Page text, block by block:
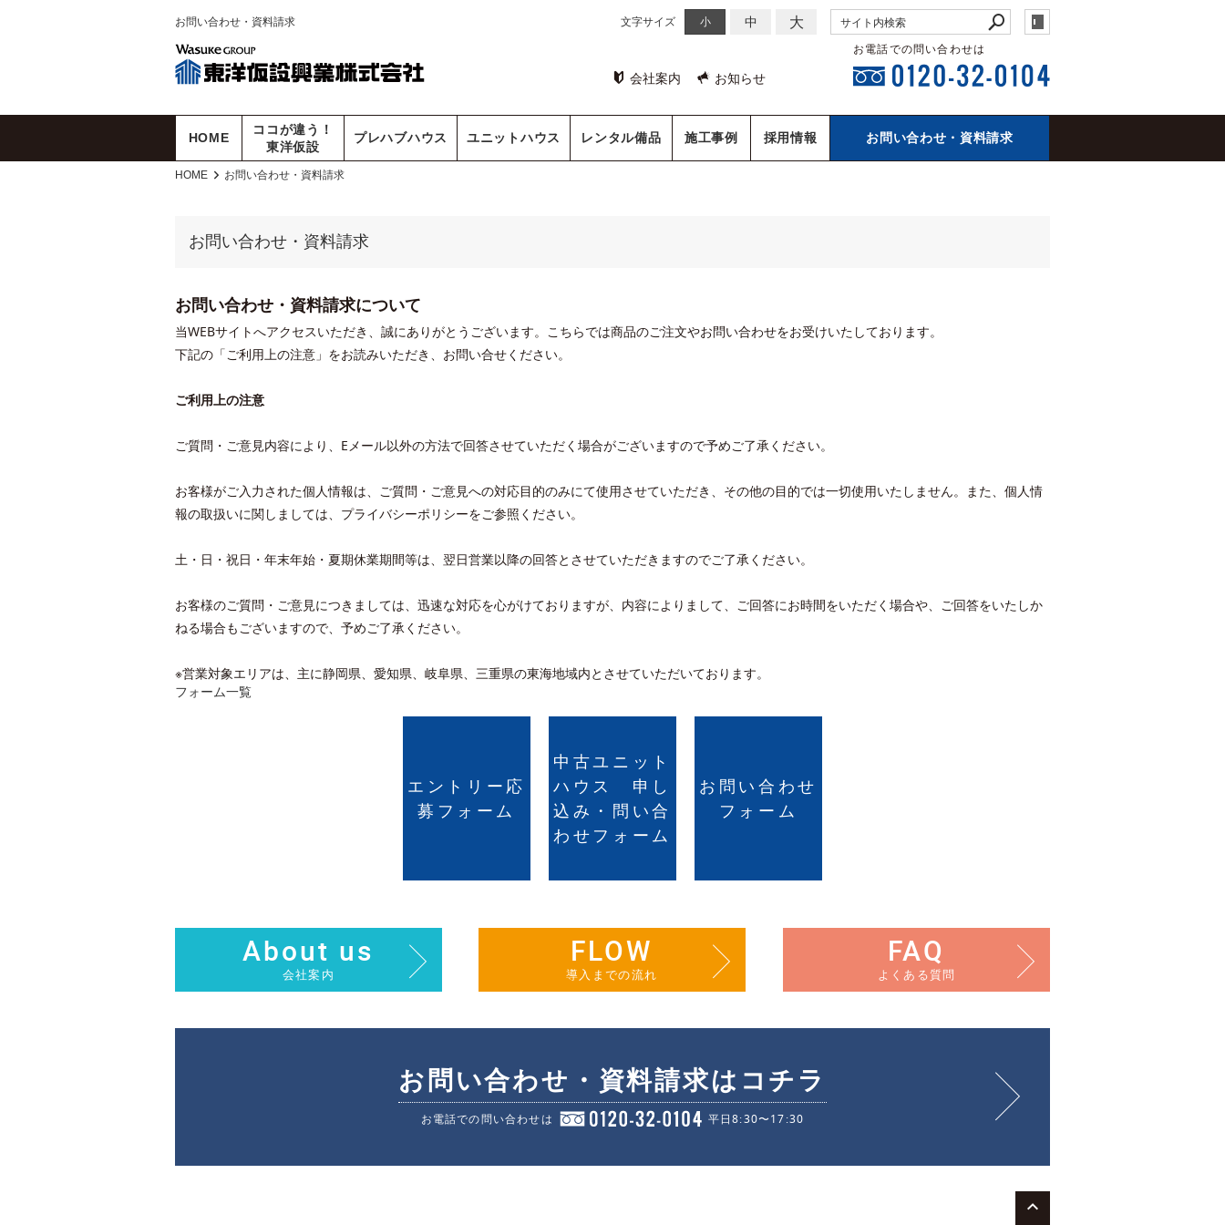
お問い合わせ・資料請求 文字サイズ 小 中 大
会社案内 お知らせ
お電話での問い合わせは
HOME
ココが違う！
東洋仮設
プレハブハウス ユニットハウス レンタル備品 施工事例 採用情報 お問い合わせ・資料請求
HOME お問い合わせ・資料請求
お問い合わせ・資料請求
お問い合わせ・資料請求について
当WEBサイトへアクセスいただき、誠にありがとうございます。こちらでは商品のご注文やお問い合わせをお受けいたしております。
下記の「ご利用上の注意」をお読みいただき、お問い合せください。
ご利用上の注意
ご質問・ご意見内容により、Eメール以外の方法で回答させていただく場合がございますので予めご了承ください。
お客様がご入力された個人情報は、ご質問・ご意見への対応目的のみにて使用させていただき、その他の目的では一切使用いたしません。また、個人情
報の取扱いに関しましては、プライバシーポリシーをご参照ください。
土・日・祝日・年末年始・夏期休業期間等は、翌日営業以降の回答とさせていただきますのでご了承ください。
お客様のご質問・ご意見につきましては、迅速な対応を心がけておりますが、内容によりまして、ご回答にお時間をいただく場合や、ご回答をいたしか
ねる場合もございますので、予めご了承ください。
※営業対象エリアは、主に静岡県、愛知県、岐阜県、三重県の東海地域内とさせていただいております。
フォーム一覧
エントリー応
募フォーム
中古ユニット
ハウス 申し
込み・問い合
わせフォーム
お問い合わせ
フォーム
About us
会社案内
FLOW
導入までの流れ
FAQ
よくある質問
お問い合わせ・資料請求はコチラ
お電話での問い合わせは 平日8:30〜17:30